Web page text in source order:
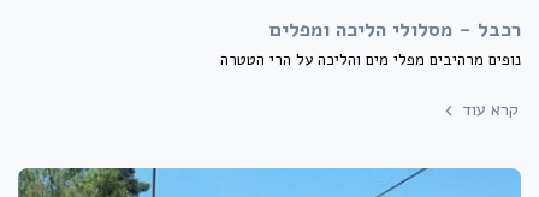
רכבל - מסלולי הליכה ומפלים
נופים מרהיבים מפלי מים והליכה על הרי הטטרה
קרא עוד